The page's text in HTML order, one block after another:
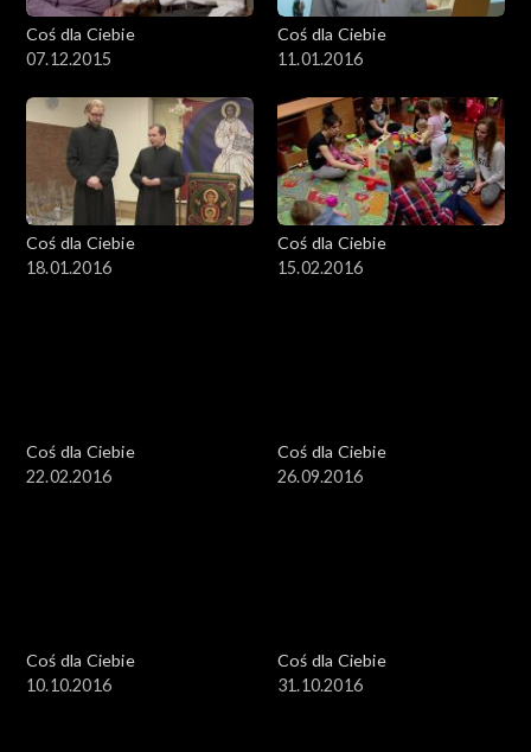
Coś dla Ciebie
07.12.2015
Coś dla Ciebie
11.01.2016
Coś dla Ciebie
18.01.2016
Coś dla Ciebie
15.02.2016
Coś dla Ciebie
22.02.2016
Coś dla Ciebie
26.09.2016
Coś dla Ciebie
10.10.2016
Coś dla Ciebie
31.10.2016